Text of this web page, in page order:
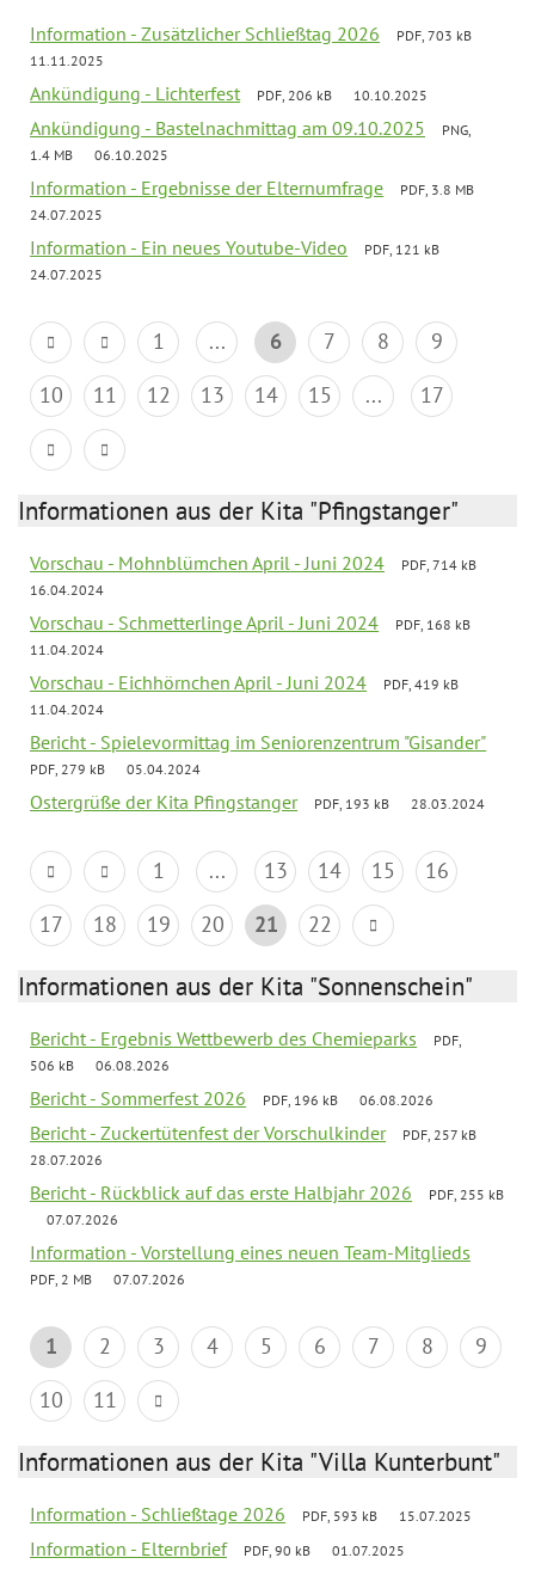
Information - Zusätzlicher Schließtag 2026
PDF, 703 kB
11.11.2025
Ankündigung - Lichterfest PDF, 206 kB 10.10.2025
Ankündigung - Bastelnachmittag am 09.10.2025
PNG,
1.4 MB
06.10.2025
Information - Ergebnisse der Elternumfrage
PDF, 3.8 MB
24.07.2025
Information - Ein neues Youtube-Video
PDF, 121 kB
24.07.2025
1 ... 6 7 8
9
10
11 12 13 14 15 ... 17
Informationen aus der Kita "Pfingstanger"
Vorschau - Mohnblümchen April - Juni 2024
PDF, 714 kB
16.04.2024
Vorschau - Schmetterlinge April - Juni 2024
PDF, 168 kB
11.04.2024
Vorschau - Eichhörnchen April - Juni 2024
PDF, 419 kB
11.04.2024
Bericht - Spielevormittag im Seniorenzentrum "Gisander"
PDF, 279 kB 05.04.2024
Ostergrüße der Kita Pfingstanger PDF, 193 kB 28.03.2024
1 ... 13 14 15
16
17
18 19 20 21 22
Informationen aus der Kita "Sonnenschein"
Bericht - Ergebnis Wettbewerb des Chemieparks
PDF,
506 kB
06.08.2026
Bericht - Sommerfest 2026 PDF, 196 kB 06.08.2026
Bericht - Zuckertütenfest der Vorschulkinder
PDF, 257 kB
28.07.2026
Bericht - Rückblick auf das erste Halbjahr 2026
PDF, 255 kB
07.07.2026
Information - Vorstellung eines neuen Team-Mitglieds
PDF, 2 MB 07.07.2026
1 2 3 4 5 6 7 8
9
10
11
Informationen aus der Kita "Villa Kunterbunt"
Information - Schließtage 2026 PDF, 593 kB 15.07.2025
Information - Elternbrief PDF, 90 kB 01.07.2025